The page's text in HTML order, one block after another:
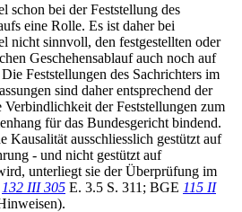
schon bei der Feststellung des
eine Rolle. Es ist daher bei
nicht sinnvoll, den festgestellten oder
Geschehensablauf auch noch auf
Feststellungen des Sachrichters im
sind daher entsprechend der
Verbindlichkeit der Feststellungen zum
für das Bundesgericht bindend.
Kausalität ausschliesslich gestützt auf
- und nicht gestützt auf
unterliegt sie der Überprüfung im
132 III 305 E. 3.5 S. 311; BGE 115 II